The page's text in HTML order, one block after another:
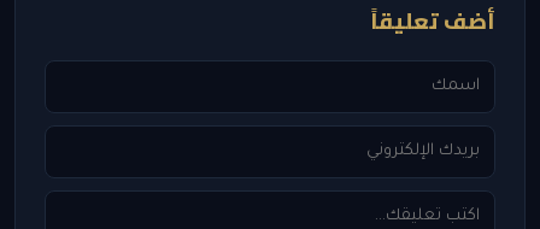
أضف تعليقاً